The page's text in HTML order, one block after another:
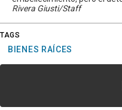
Rivera Giusti/Staff
TAGS
BIENES RAÍCES